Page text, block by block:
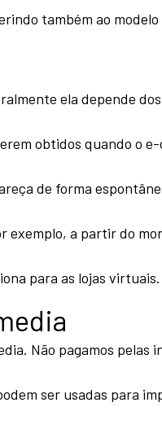
também ao
ela depende dos
obtidos quando o
de forma
exemplo, a partir do
para as lojas virtuais.
Não pagamos pelas
ser usadas para